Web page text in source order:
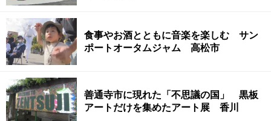
食事やお酒とともに音楽を楽しむ サン
ポートオータムジャム 高松市
善通寺市に現れた「不思議の国」 黒板
アートだけを集めたアート展 香川